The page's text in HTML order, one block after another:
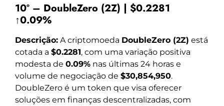
10º – DoubleZero (2Z) | $0.2281
↑0.09%
Descrição: A criptomoeda DoubleZero (2Z) está
cotada a $0.2281, com uma variação positiva
modesta de 0.09% nas últimas 24 horas e
volume de negociação de $30,854,950.
DoubleZero é um token que visa oferecer
soluções em finanças descentralizadas, com